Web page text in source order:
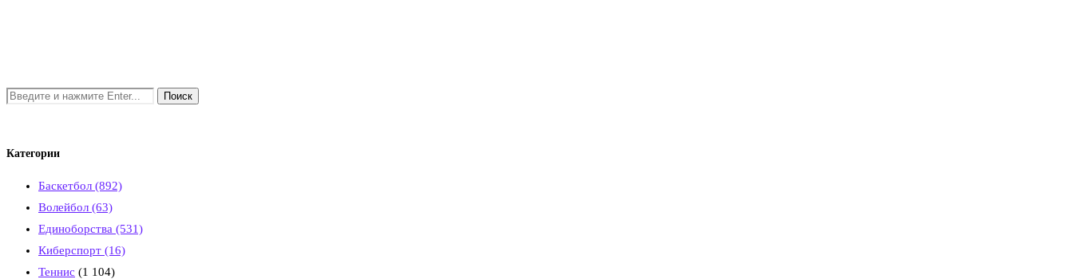
Категории
Баскетбол (892)
Волейбол (63)
Единоборства (531)
Киберспорт (16)
Теннис (1 104)